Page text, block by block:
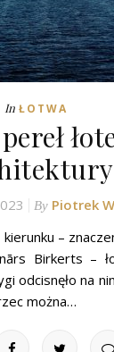
In ŁOTWA
By Piotrek
–
Birkerts –
odcisnęło na
można…